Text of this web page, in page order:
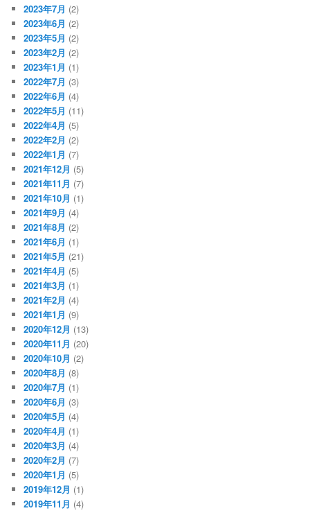
2023年7月 (2)
2023年6月 (2)
2023年5月 (2)
2023年2月 (2)
2023年1月 (1)
2022年7月 (3)
2022年6月 (4)
2022年5月 (11)
2022年4月 (5)
2022年2月 (2)
2022年1月 (7)
2021年12月 (5)
2021年11月 (7)
2021年10月 (1)
2021年9月 (4)
2021年8月 (2)
2021年6月 (1)
2021年5月 (21)
2021年4月 (5)
2021年3月 (1)
2021年2月 (4)
2021年1月 (9)
2020年12月 (13)
2020年11月 (20)
2020年10月 (2)
2020年8月 (8)
2020年7月 (1)
2020年6月 (3)
2020年5月 (4)
2020年4月 (1)
2020年3月 (4)
2020年2月 (7)
2020年1月 (5)
2019年12月 (1)
2019年11月 (4)